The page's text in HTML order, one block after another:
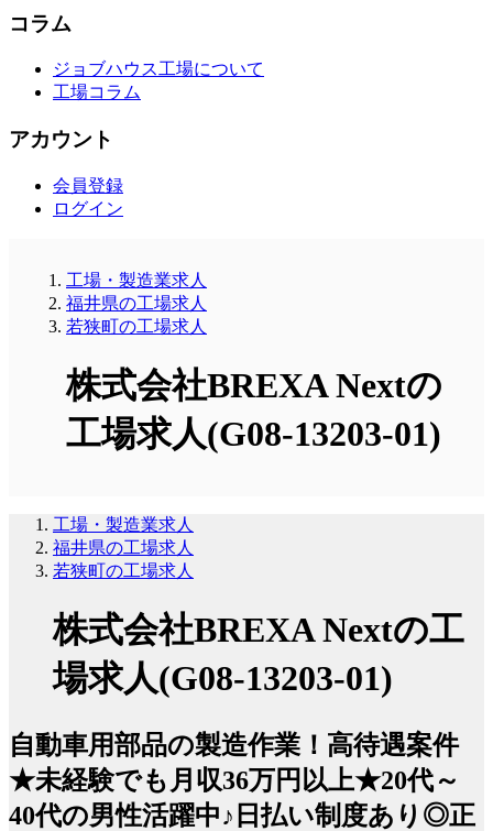
コラム
ジョブハウス工場について
工場コラム
アカウント
会員登録
ログイン
工場・製造業求人
福井県の工場求人
若狭町の工場求人
株式会社BREXA Nextの
工場求人(G08-13203-01)
工場・製造業求人
福井県の工場求人
若狭町の工場求人
株式会社BREXA Nextの工
場求人(G08-13203-01)
自動車用部品の製造作業！高待遇案件
★未経験でも月収36万円以上★20代～
40代の男性活躍中♪日払い制度あり◎正